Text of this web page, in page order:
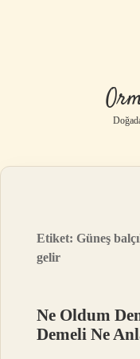
Etiket:Güneş
gelir
Ne Oldum
Demeli Ne